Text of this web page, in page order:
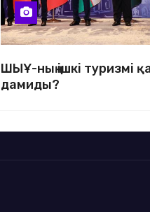
ШЫҰ-ның ішкі туризмі
дамиды?